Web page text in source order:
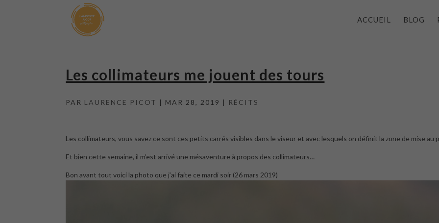
ACCUEIL BLOG
Les collimateurs me jouent des tours
PAR LAURENCE PICOT | MAR 28, 2019 | RÉCITS
Les collimateurs, vous savez ce sont ces petits carrés visibles dans le viseur et avec lesquels on définit la zone de mise au
Et bien cette semaine, il m’est arrivé une mésaventure à propos des collimateurs…
Bon avant tout voici la photo que j’ai faite ce mardi soir (26 mars 2019)